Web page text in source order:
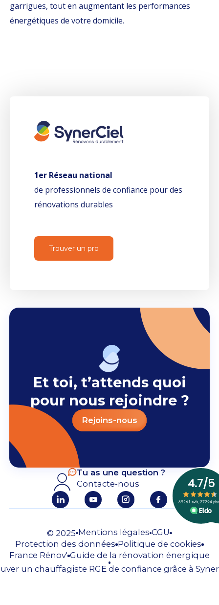
garrigues, tout en augmentant les performances
énergétiques de votre domicile.
1er Réseau national
de professionnels de confiance pour des
rénovations durables
Trouver un pro
Et toi, t’attends quoi
pour nous rejoindre ?
Rejoins-nous
Tu as une question ?
Contacte-nous
© 2025 Mentions légales CGU
Protection des données Politique de cookies
France Rénov' Guide de la rénovation énergique
un chauffagiste RGE de confiance grâce à